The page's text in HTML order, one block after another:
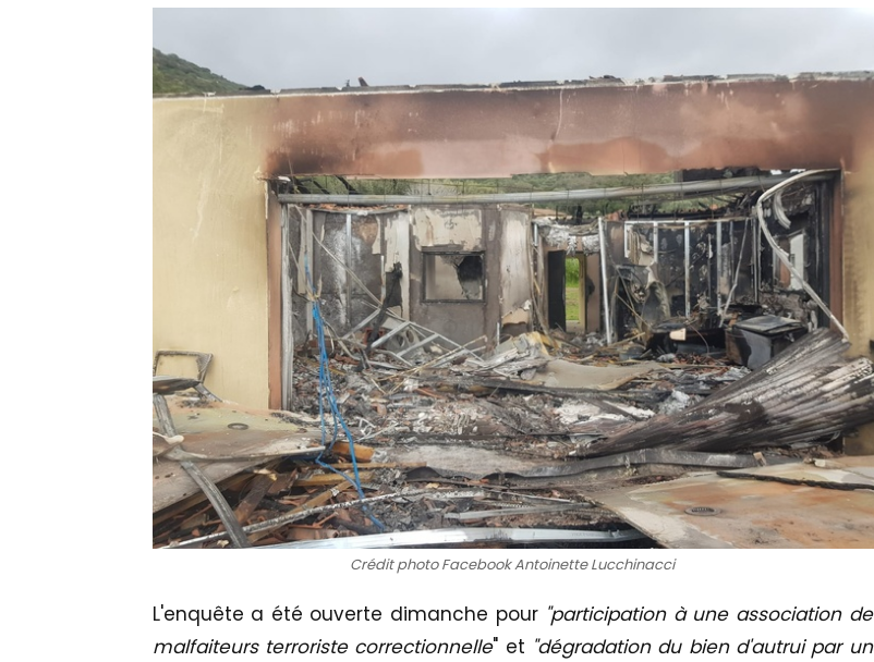
Crédit photo Facebook Antoinette Lucchinacci
L'enquête a été ouverte dimanche pour"participation à une association de
malfaiteurs terroriste correctionnelle" et "dégradation du bien d'autrui par un